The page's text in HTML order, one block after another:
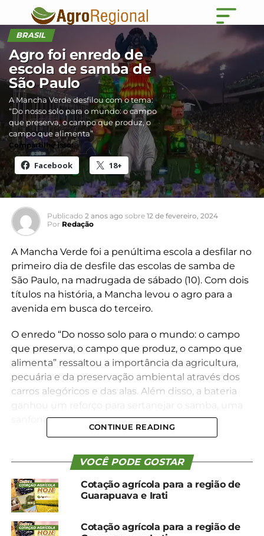
BRASIL
Agro foi enredo de
escola de samba de
São Paulo
A Mancha Verde desfilou com o tema:
“Do nosso solo para o mundo: o campo
que preserva, o campo que produz, o
campo que alimenta”
Compartilhe isso:
Facebook 18+
Publicado 2 anos ago sobre 12 de fevereiro, 2024
Por Redação
A Mancha Verde foi a penúltima escola a desfilar no
primeiro dia de desfile das escolas de samba de
São Paulo, na madrugada de sábado (10). Com dois
títulos na história, a Mancha levou o agro para a
avenida em busca do terceiro.
O enredo “Do nosso solo para o mundo: o campo
que preserva, o campo que produz, o campo que
alimenta” ressaltou a importância da agricultura,
pecuária e da preservação ambiental através dos
carros alegóricos e das alas. Além disso, a bateria
sanfona.
CONTINUE READING
VOCÊ PODE GOSTAR
Cotação agrícola para a região de
Guarapuava e Irati
Cotação agrícola para a região de